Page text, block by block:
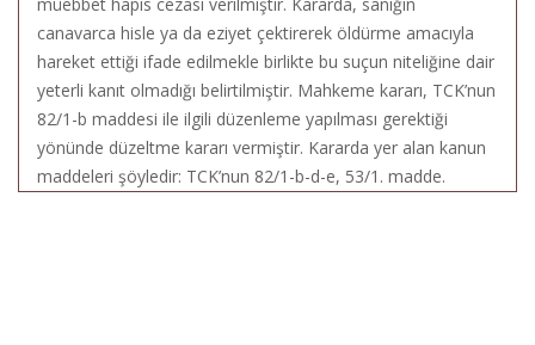
canavarca hisle ya da eziyet çektirerek öldürme amacıyla
hareket ettiği ifade edilmekle birlikte bu suçun niteliğine dair
yeterli kanıt olmadığı belirtilmiştir. Mahkeme kararı, TCK’nun
82/1-b maddesi ile ilgili düzenleme yapılması gerektiği
yönünde düzeltme kararı vermiştir. Kararda yer alan kanun
maddeleri şöyledir: TCK’nun 82/1-b-d-e, 53/1. madde.